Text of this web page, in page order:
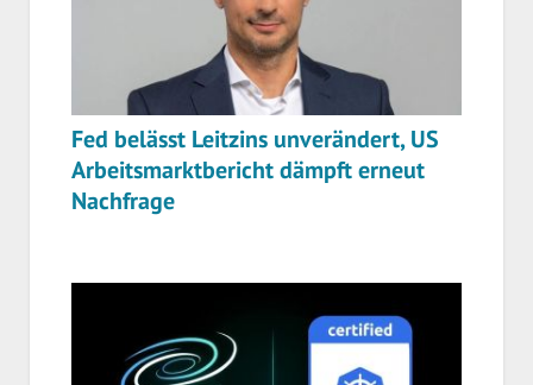
Fed belässt Leitzins unverändert, US
Arbeitsmarktbericht dämpft erneut
Nachfrage